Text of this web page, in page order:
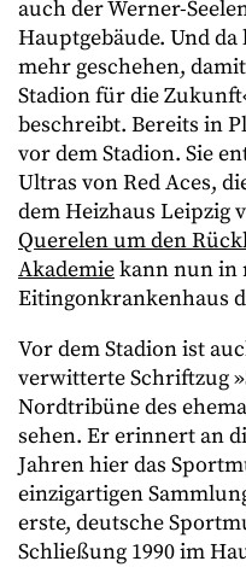
auch der Werner-
Hauptgebäude. Und
mehr geschehen,
Stadion für die
beschreibt. Bereits in
vor dem Stadion. Sie
Ultras von Red Aces,
dem Heizhaus Leipzig
Querelen um den
Akademiekann nun in
Eitingonkrankenhaus
Vor dem Stadion ist
verwitterte Schriftzug
Nordtribüne des
sehen. Er erinnert an
Jahren hier das
einzigartigen
erste, deutsche
Schließung 1990 im